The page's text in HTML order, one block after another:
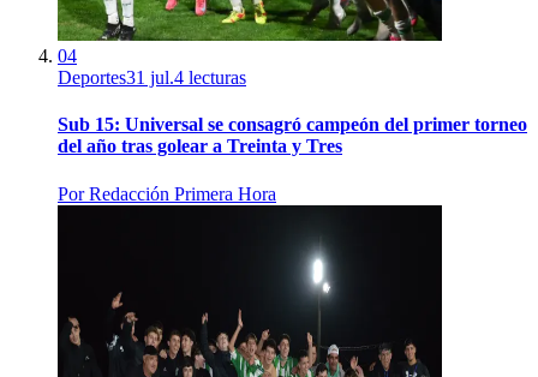
04
Deportes31 jul.4 lecturas
Sub 15: Universal se consagró campeón del primer torneo
del año tras golear a Treinta y Tres
PorRedacción Primera Hora